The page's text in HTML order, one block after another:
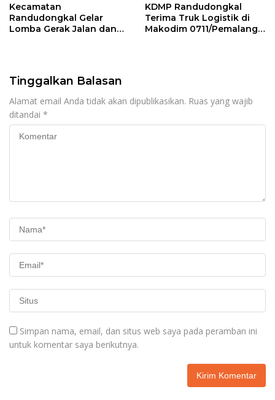
Kecamatan
Randudongkal Gelar
Lomba Gerak Jalan dan
KDMP Randudongkal
Terima Truk Logistik di
Makodim 0711/Pemalang
Tinggalkan Balasan
Alamat email Anda tidak akan dipublikasikan. Ruas yang wajib
ditandai *
Simpan nama, email, dan situs web saya pada peramban ini
untuk komentar saya berikutnya.